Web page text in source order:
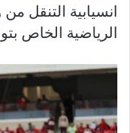
انسيابية التنقل
الرياضية الخاص